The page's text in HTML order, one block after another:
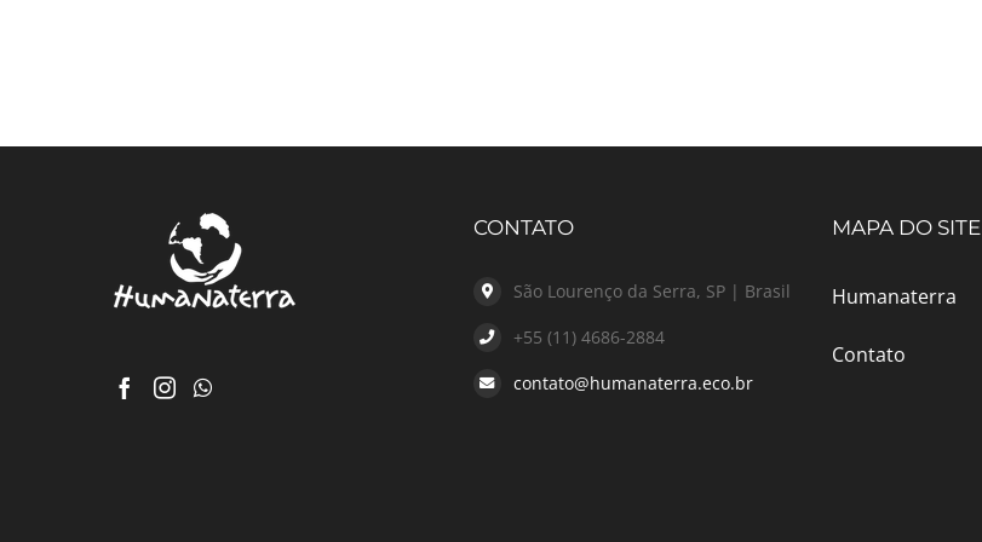
CONTATO
São Lourenço da Serra, SP | Brasil
+55 (11) 4686-2884
contato@humanaterra.eco.br
MAPA DO SITE
Humanaterra
Contato